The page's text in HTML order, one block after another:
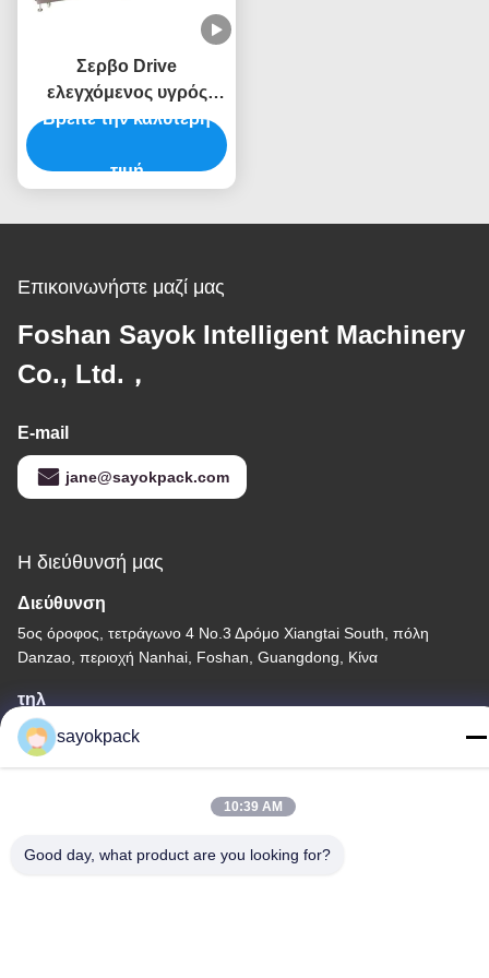
Σερβο Drive
ελεγχόμενος υγρός
γραμμών συσκευασίας
σκουπίζει τη μηχανή
Βρείτε την καλύτερη
τιμή
Επικοινωνήστε μαζί μας
Foshan Sayok Intelligent Machinery
Co., Ltd.，
E-mail
jane@sayokpack.com
Η διεύθυνσή μας
Διεύθυνση
5ος όροφος, τετράγωνο 4 Νο.3 Δρόμο Xiangtai South, πόλη
Danzao, περιοχή Nanhai, Foshan, Guangdong, Κίνα
τηλ
86-757-8660-5060
Πολιτική απορρήτου|Sitemap
sayokpack
10:39 AM
Good day, what product are you looking for?